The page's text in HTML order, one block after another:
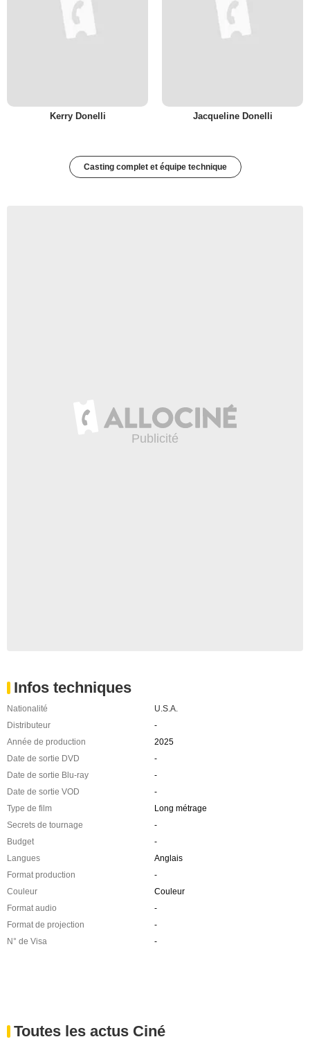
Kerry Donelli Jacqueline Donelli
Casting complet et équipe technique
Infos techniques
Nationalité
U.S.A.
Distributeur
-
Année de production
2025
Date de sortie DVD
-
Date de sortie Blu-ray
-
Date de sortie VOD
-
Type de film
Long métrage
Secrets de tournage
-
Budget
-
Langues
Anglais
Format production
-
Couleur
Couleur
Format audio
-
Format de projection
-
N° de Visa
-
Toutes les actus Ciné